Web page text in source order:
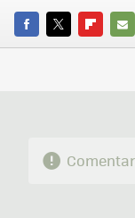
FACEBOOK
TWITTER
E-